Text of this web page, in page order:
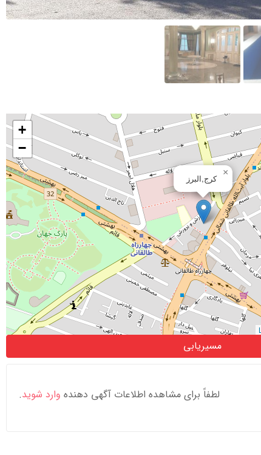
کرج,البرز
×
+
−
مسیریابی
لطفاً برای مشاهده اطلاعات آگهی دهنده وارد شوید.